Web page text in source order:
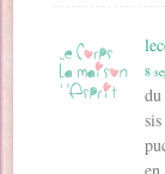
8